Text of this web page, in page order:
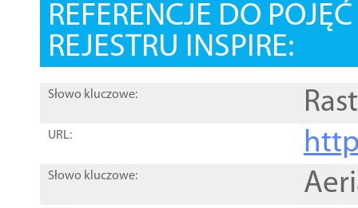
REFERENCJE DO
REJESTRU INSPIRE:
Słowo kluczowe:
URL:
Słowo kluczowe: